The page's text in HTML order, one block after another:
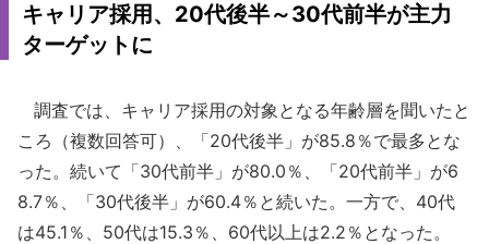
キャリア採用、20代後半～30代前半が主力
ターゲットに
調査では、キャリア採用の対象となる年齢層を聞いたと
ころ（複数回答可）、「20代後半」が85.8％で最多とな
った。続いて「30代前半」が80.0％、「20代前半」が6
8.7％、「30代後半」が60.4％と続いた。一方で、40代
は45.1％、50代は15.3％、60代以上は2.2％となった。